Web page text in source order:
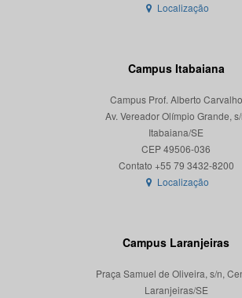
Localização
Campus Itabaiana
Campus Prof. Alberto Carvalho
Av. Vereador Olímpio Grande,
Itabaiana/SE
CEP 49506-036
Localização
Campus Laranjeiras
Praça Samuel de Oliveira, s/n,
Laranjeiras/SE